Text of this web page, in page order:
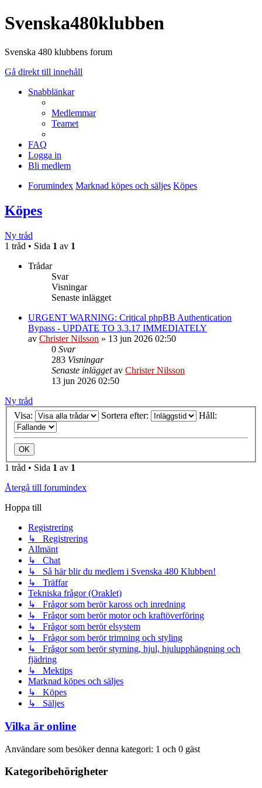
Svenska480klubben
Svenska 480 klubbens forum
Gå direkt till innehåll
Snabblänkar
Medlemmar
Teamet
FAQ
Logga in
Bli medlem
Forumindex Marknad köpes och säljes Köpes
Köpes
Ny tråd
1 tråd • Sida 1 av 1
Trådar
Svar
Visningar
Senaste inlägget
URGENT WARNING: Critical phpBB Authentication
Bypass - UPDATE TO 3.3.17 IMMEDIATELY
av Christer Nilsson » 13 jun 2026 02:50
0 Svar
283 Visningar
Senaste inläggetav Christer Nilsson
13 jun 2026 02:50
Ny tråd
Visa:
Sortera efter: Håll:
1 tråd • Sida 1 av 1
Återgå till forumindex
Hoppa till
Registrering
↳ Registrering
Allmänt
↳ Chat
↳ Så här blir du medlem i Svenska 480 Klubben!
↳ Träffar
Tekniska frågor (Oraklet)
↳ Frågor som berör kaross och inredning
↳ Frågor som berör motor och kraftöverföring
↳ Frågor som berör elsystem
↳ Frågor som berör trimning och styling
↳ Frågor som berör styrning, hjul, hjulupphängning och
fjädring
↳ Mektips
Marknad köpes och säljes
↳ Köpes
↳ Säljes
Vilka är online
Användare som besöker denna kategori: 1 och 0 gäst
Kategoribehörigheter